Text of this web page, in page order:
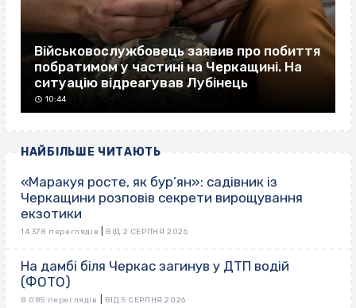
Військовослужбовець заявив про побиття
побратимом у частині на Черкащині. На
ситуацію відреагував Лубінець
10:44
НАЙБІЛЬШЕ ЧИТАЮТЬ
«Маракуя росте, як бур’ян»: садівник із
Черкащини розповів секрети вирощування
екзотики
14 378 переглядів ВІД 2 СЕРПНЯ 2026
На дамбі біля Черкас загинув у ДТП водій
(ФОТО)
8 085 переглядів ВІД 5 СЕРПНЯ 2026